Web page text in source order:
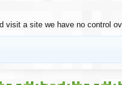
visit a site we have no control